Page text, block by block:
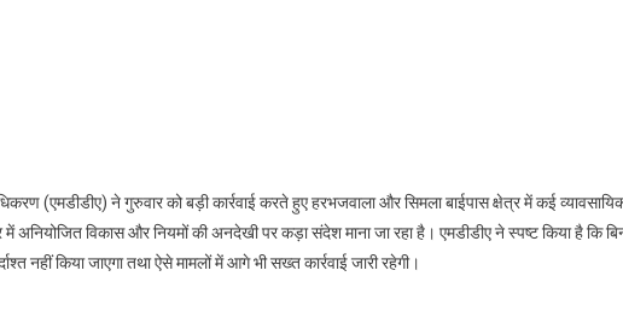
(एमडीडीए) ने गुरुवार को बड़ी कार्रवाई करते हुए हरभजवाला और सिमला बाईपास क्षेत्र में कई
में अनियोजित विकास और नियमों की अनदेखी पर कड़ा संदेश माना जा रहा है। एमडीडीए ने स्पष्ट किया है कि
नहीं किया जाएगा तथा ऐसे मामलों में आगे भी सख्त कार्रवाई जारी रहेगी।